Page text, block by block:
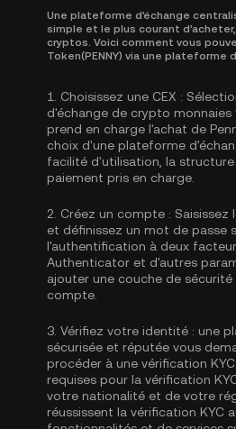
Une plateforme d'échange
simple et le plus courant
cryptos. Voici comment vous
Token(PENNY) via une plateforme
1. Choisissez une CEX :
d'échange de crypto monnaies
prend en charge l'achat de
choix d'une plateforme
facilité d'utilisation, la
paiement pris en charge.
2. Créez un compte : Saisissez
et définissez un mot de passe
l'authentification à deux
Authenticator et d'autres
ajouter une couche de
compte.
3. Vérifiez votre identité : une
sécurisée et réputée vous
procéder à une vérification
requises pour la vérification
votre nationalité et de votre
réussissent la vérification KYC